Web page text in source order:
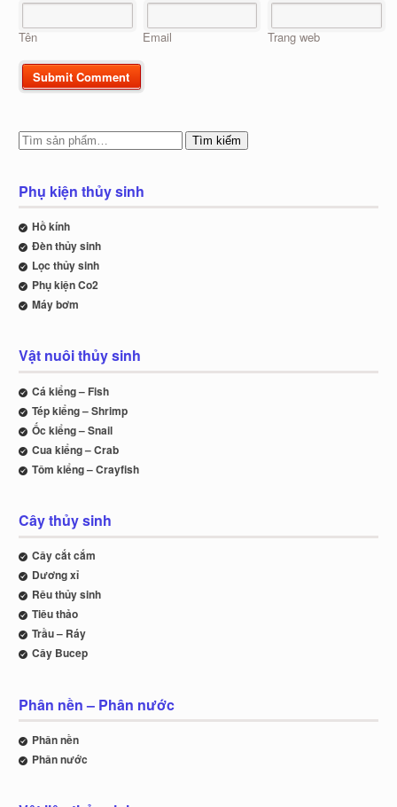
Tên Email Trang web
Tìm kiếm
Phụ kiện thủy sinh
Hồ kính
Đèn thủy sinh
Lọc thủy sinh
Phụ kiện Co2
Máy bơm
Vật nuôi thủy sinh
Cá kiểng – Fish
Tép kiểng – Shrimp
Ốc kiểng – Snail
Cua kiểng – Crab
Tôm kiểng – Crayfish
Cây thủy sinh
Cây cắt cắm
Dương xỉ
Rêu thủy sinh
Tiêu thảo
Trầu – Ráy
Cây Bucep
Phân nền – Phân nước
Phân nền
Phân nước